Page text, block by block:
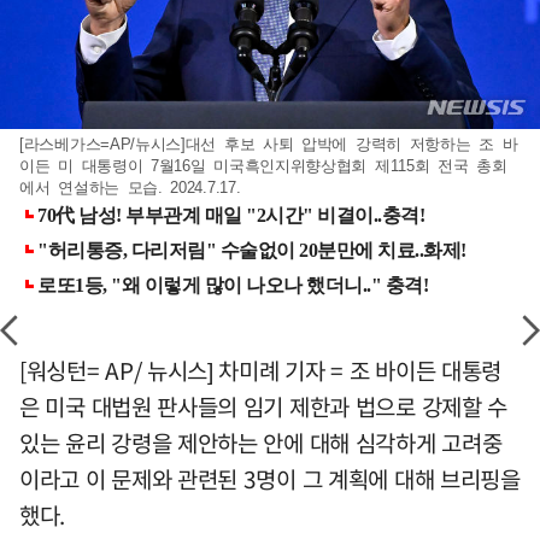
[라스베가스=AP/뉴시스]대선 후보 사퇴 압박에 강력히 저항하는 조 바
이든 미 대통령이 7월16일 미국흑인지위향상협회 제115회 전국 총회
에서 연설하는 모습. 2024.7.17.
[워싱턴= AP/ 뉴시스] 차미례 기자 = 조 바이든 대통령
은 미국 대법원 판사들의 임기 제한과 법으로 강제할 수
있는 윤리 강령을 제안하는 안에 대해 심각하게 고려중
이라고 이 문제와 관련된 3명이 그 계획에 대해 브리핑을
했다.